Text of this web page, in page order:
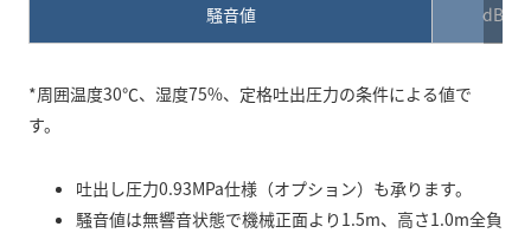
騒音値 dB・
*周囲温度30℃、湿度75%、定格吐出圧力の条件による値で
す。
吐出し圧力0.93MPa仕様（オプション）も承ります。
騒音値は無響音状態で機械正面より1.5m、高さ1.0m全負